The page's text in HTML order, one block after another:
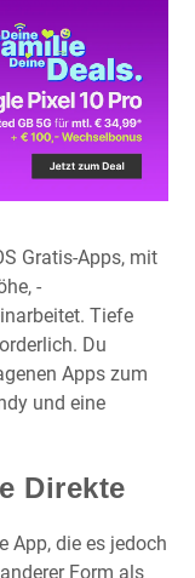
Gratis-Apps, mit
-
Tiefe
Du
Apps zum
und eine
Direkte
App, die es jedoch
Form als